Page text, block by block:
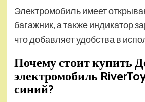
Электромобиль имеет
багажник, а также индикатор
что добавляет удобства в
Почему стоит купить
электромобиль
синий?